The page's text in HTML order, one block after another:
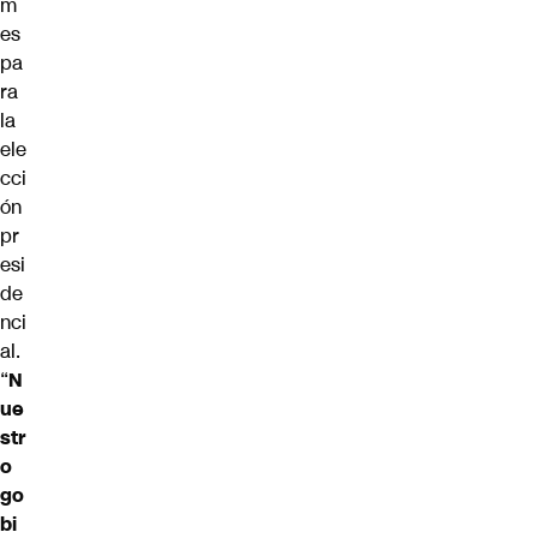
es
pa
ra
la
ele
cci
ón
pr
esi
de
nci
al.
“N
ue
str
o
go
bi